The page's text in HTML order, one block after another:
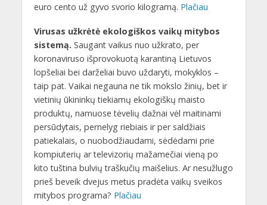
euro cento už gyvo svorio kilogramą. Plačiau
Virusas užkrėtė ekologiškos vaikų mitybos
sistemą. Saugant vaikus nuo užkrato, per
koronaviruso išprovokuotą karantiną Lietuvos
lopšeliai bei darželiai buvo uždaryti, mokyklos –
taip pat. Vaikai negauna ne tik mokslo žinių, bet ir
vietinių ūkininkų tiekiamų ekologiškų maisto
produktų, namuose tėvelių dažnai vėl maitinami
persūdytais, pernelyg riebiais ir per saldžiais
patiekalais, o nuobodžiaudami, sėdėdami prie
kompiuterių ar televizorių mažamečiai vieną po
kito tuština bulvių traškučių maišelius. Ar nesužlugo
prieš beveik dvejus metus pradėta vaikų sveikos
mitybos programa? Plačiau